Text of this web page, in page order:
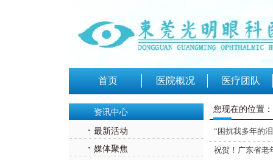
首页 医院概况 医疗团队
资讯中心
· 最新活动
· 媒体聚焦
您现在的位置
“困扰我多年的
祝贺！广东省老